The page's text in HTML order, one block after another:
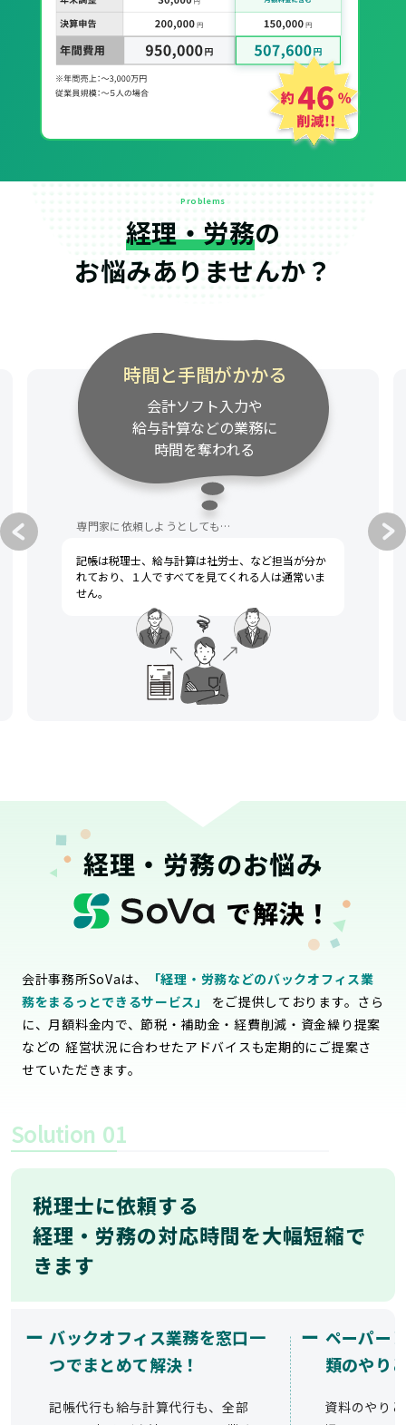
Problems
経理・労務の
お悩みありませんか？
時間と手間がかかる
会計ソフト入力や
給与計算などの業務に
時間を奪われる
専門家に依頼しようとしても…
記帳は税理士、給与計算は社労士、など担当が分か
れており、１人ですべてを見てくれる人は通常いま
せん。
経理・労務のお悩み
で解決！
会計事務所SoVaは、
「経理・労務などのバックオフィス業
務をまるっとできるサービス」
をご提供しております。さら
に、月額料金内で、節税・補助金・経費削減・資金繰り提案
などの 経営状況に合わせたアドバイスも定期的にご提案さ
せていただきます。
Solution 01
税理士に依頼する
経理・労務の対応時間を大幅短縮で
きます
ー バックオフィス業務を窓口一
つでまとめて解決！
記帳代行も給与計算代行も、全部
ー ペーパー
類のやり
資料のやり